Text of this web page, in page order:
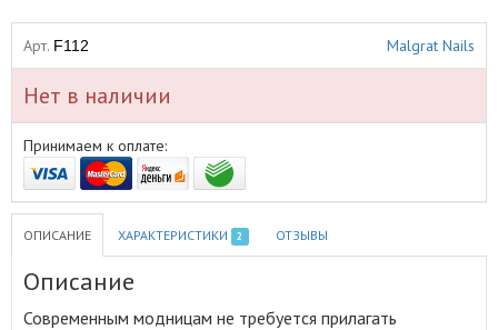
Арт. F112 Malgrat Nails
Нет в наличии
Принимаем к оплате:
ОПИСАНИЕ ХАРАКТЕРИСТИКИ 2 ОТЗЫВЫ
Описание
Современным модницам не требуется прилагать